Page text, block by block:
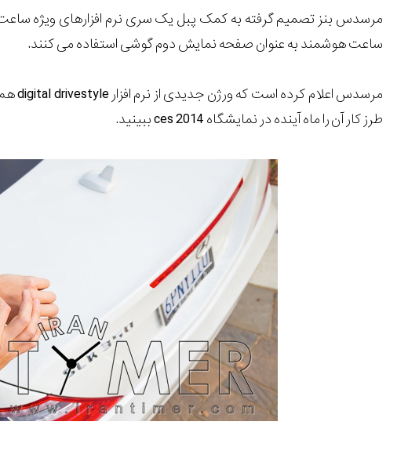
مرسدس بنز تصمیم گرفته به کمک پبل یک سری نرم افزارهای ویژه
ساعت هوشمند به عنوان صفحه نمایش دوم گوشی استفاده می کنند.
طرز کار آن را ماه آینده در نمایشگاه ces 2014 ببینید.